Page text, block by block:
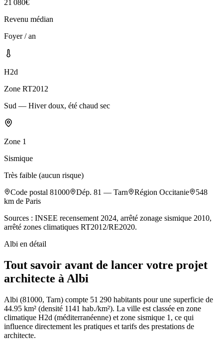
21 080€
Revenu médian
Foyer / an
H2d
Zone RT2012
Sud — Hiver doux, été chaud sec
Zone 1
Sismique
Très faible (aucun risque)
Code postal 81000 Dép. 81 — Tarn Région Occitanie
548
km de Paris
Sources : INSEE recensement 2024, arrêté zonage sismique 2010,
arrêté zones climatiques RT2012/RE2020.
Albi en détail
Tout savoir avant de lancer votre projet
architecte à Albi
Albi (81000, Tarn) compte 51 290 habitants pour une superficie de
44.95 km² (densité 1141 hab./km²). La ville est classée en zone
climatique H2d (méditerranéenne) et zone sismique 1, ce qui
influence directement les pratiques et tarifs des prestations de
architecte.